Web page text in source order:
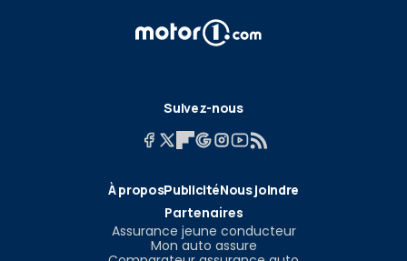
Suivez-nous
À proposPublicitéNous joindre
Partenaires
Assurance jeune conducteur
Mon auto assure